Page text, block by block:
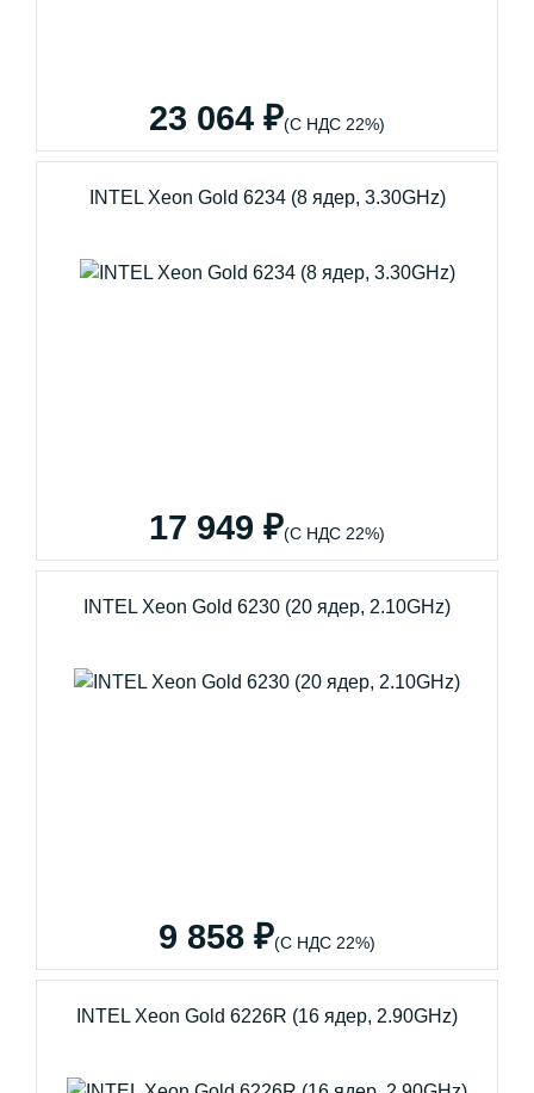
23 064 ₽(С НДС 22%)
INTEL Xeon Gold 6234 (8 ядер, 3.30GHz)
17 949 ₽(С НДС 22%)
INTEL Xeon Gold 6230 (20 ядер, 2.10GHz)
9 858 ₽(С НДС 22%)
INTEL Xeon Gold 6226R (16 ядер, 2.90GHz)